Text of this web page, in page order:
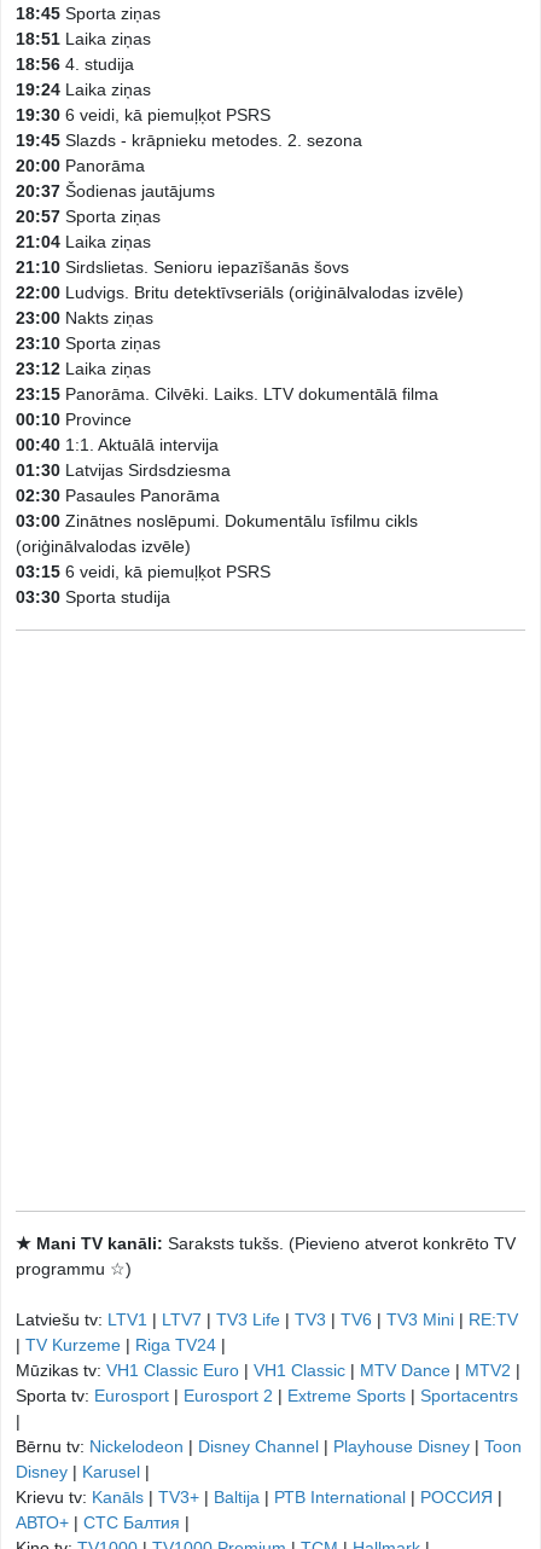
18:45 Sporta ziņas
18:51 Laika ziņas
18:56 4. studija
19:24 Laika ziņas
19:30 6 veidi, kā piemuļķot PSRS
19:45 Slazds - krāpnieku metodes. 2. sezona
20:00 Panorāma
20:37 Šodienas jautājums
20:57 Sporta ziņas
21:04 Laika ziņas
21:10 Sirdslietas. Senioru iepazīšanās šovs
22:00 Ludvigs. Britu detektīvseriāls (oriģinālvalodas izvēle)
23:00 Nakts ziņas
23:10 Sporta ziņas
23:12 Laika ziņas
23:15 Panorāma. Cilvēki. Laiks. LTV dokumentālā filma
00:10 Province
00:40 1:1. Aktuālā intervija
01:30 Latvijas Sirdsdziesma
02:30 Pasaules Panorāma
03:00 Zinātnes noslēpumi. Dokumentālu īsfilmu cikls
(oriģinālvalodas izvēle)
03:15 6 veidi, kā piemuļķot PSRS
03:30 Sporta studija
★ Mani TV kanāli: Saraksts tukšs. (Pievieno atverot konkrēto TV
programmu ☆)
Latviešu tv: LTV1 | LTV7 | TV3 Life | TV3 | TV6 | TV3 Mini | RE:TV
| TV Kurzeme | Riga TV24 |
Mūzikas tv: VH1 Classic Euro | VH1 Classic | MTV Dance | MTV2 |
Sporta tv: Eurosport | Eurosport 2 | Extreme Sports | Sportacentrs
|
Bērnu tv: Nickelodeon | Disney Channel | Playhouse Disney | Toon
Disney | Karusel |
Krievu tv: Kanāls | TV3+ | Baltija | РТB International | РОССИЯ |
АВТО+ | СТС Балтия |